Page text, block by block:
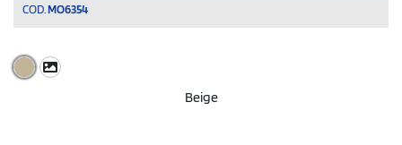
COD. MO6354
Beige